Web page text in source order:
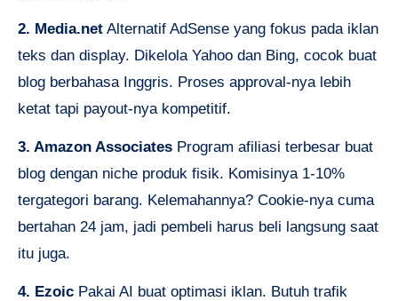
2. Media.net Alternatif AdSense yang fokus pada iklan
teks dan display. Dikelola Yahoo dan Bing, cocok buat
blog berbahasa Inggris. Proses approval-nya lebih
ketat tapi payout-nya kompetitif.
3. Amazon Associates Program afiliasi terbesar buat
blog dengan niche produk fisik. Komisinya 1-10%
tergategori barang. Kelemahannya? Cookie-nya cuma
bertahan 24 jam, jadi pembeli harus beli langsung saat
itu juga.
4. Ezoic Pakai AI buat optimasi iklan. Butuh trafik